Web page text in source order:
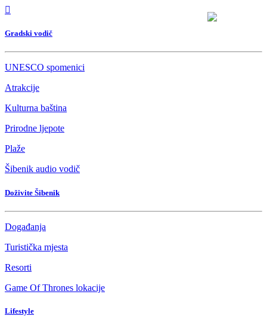
Gradski vodič
UNESCO spomenici
Atrakcije
Kulturna baština
Prirodne ljepote
Plaže
Šibenik audio vodič
Doživite Šibenik
Događanja
Turistička mjesta
Resorti
Game Of Thrones lokacije
Lifestyle